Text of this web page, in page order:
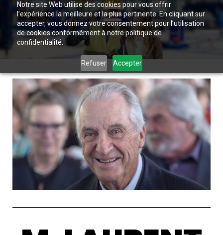
Notre site Web utilise des cookies pour vous offrir
l’expérience la meilleure et la plus pertinente. En cliquant sur
accepter, vous donnez votre consentement pour l’utilisation
de cookies conformément à notre politique de
confidentialité.
Refuser Accepter